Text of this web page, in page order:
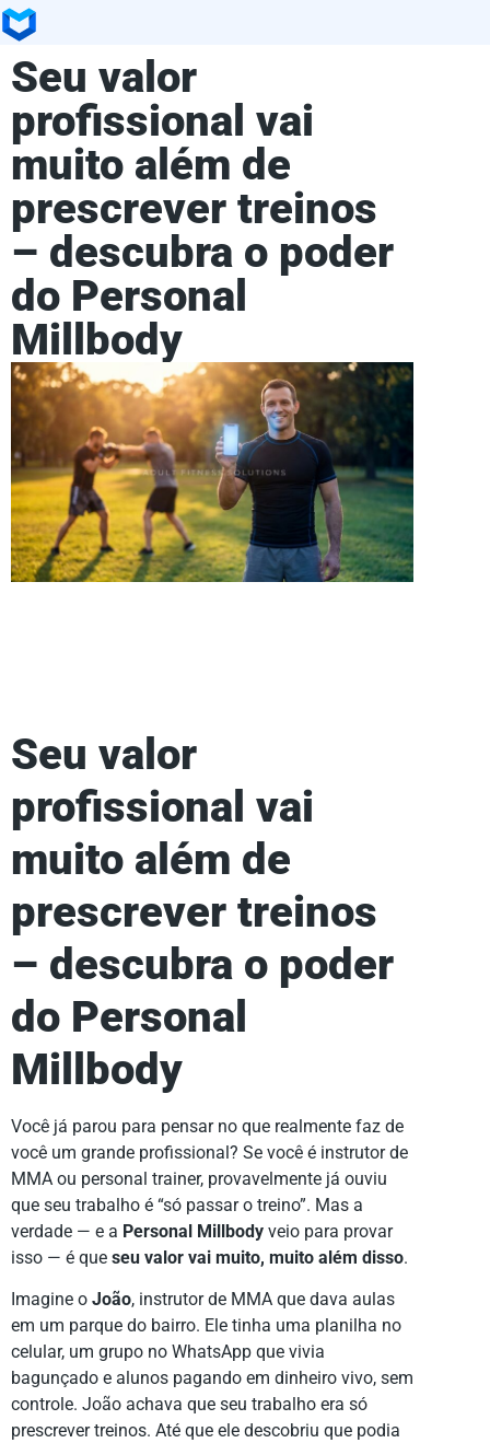
Seu valor
profissional vai
muito além de
prescrever treinos
– descubra o poder
do Personal
Millbody
Seu valor
profissional vai
muito além de
prescrever treinos
– descubra o poder
do Personal
Millbody
Você já parou para pensar no que realmente faz de
você um grande profissional? Se você é instrutor de
MMA ou personal trainer, provavelmente já ouviu
que seu trabalho é “só passar o treino”. Mas a
verdade — e a Personal Millbody veio para provar
isso — é que seu valor vai muito, muito além disso.
Imagine o João, instrutor de MMA que dava aulas
em um parque do bairro. Ele tinha uma planilha no
celular, um grupo no WhatsApp que vivia
bagunçado e alunos pagando em dinheiro vivo, sem
controle. João achava que seu trabalho era só
prescrever treinos. Até que ele descobriu que podia